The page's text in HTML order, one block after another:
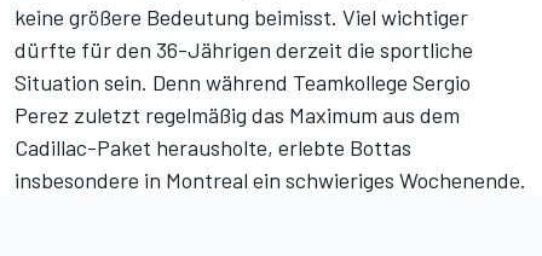
keine größere Bedeutung beimisst. Viel wichtiger
dürfte für den 36-Jährigen derzeit die sportliche
Situation sein. Denn während Teamkollege Sergio
Perez zuletzt regelmäßig das Maximum aus dem
Cadillac-Paket herausholte, erlebte Bottas
insbesondere in Montreal ein schwieriges Wochenende.